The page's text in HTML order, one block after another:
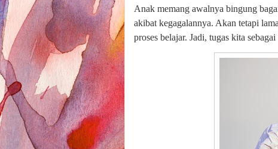
Anak memang awalnya bingung
akibat kegagalannya. Akan tetapi
proses belajar. Jadi, tugas kita